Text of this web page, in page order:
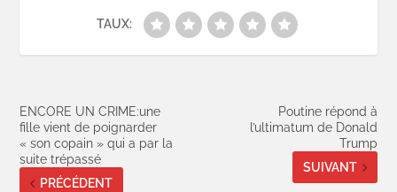
TAUX:
ENCORE UN CRIME:une
fille vient de poignarder
« son copain » qui a par la
suite trépassé
PRÉCÉDENT
Poutine répond à
l’ultimatum de Donald
Trump
SUIVANT